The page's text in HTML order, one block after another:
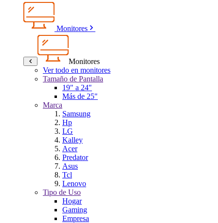
Monitores
Monitores
Ver todo en monitores
Tamaño de Pantalla
19" a 24"
Más de 25"
Marca
Samsung
Hp
LG
Kalley
Acer
Predator
Asus
Tcl
Lenovo
Tipo de Uso
Hogar
Gaming
Empresa